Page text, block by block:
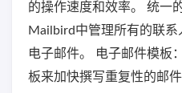
的操作速度和效率。 统一
Mailbird中管理所有的联
电子邮件。 电子邮件模板
板来加快撰写重复性的邮件